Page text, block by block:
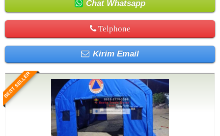
Chat Whatsapp
Telphone
Kirim Email
BEST SELLER